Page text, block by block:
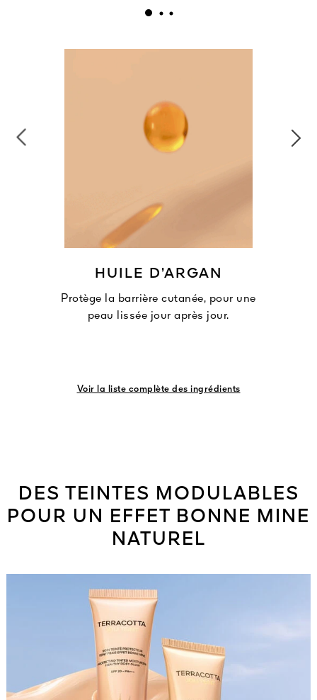
HUILE D’ARGAN
Protège la barrière cutanée, pour une
peau lissée jour après jour.
Voir la liste complète des ingrédients
DES TEINTES MODULABLES
POUR UN EFFET BONNE MINE
NATUREL